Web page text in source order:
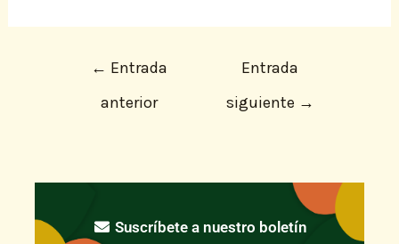
← Entrada
anterior
Entrada
siguiente →
Suscríbete a nuestro boletín